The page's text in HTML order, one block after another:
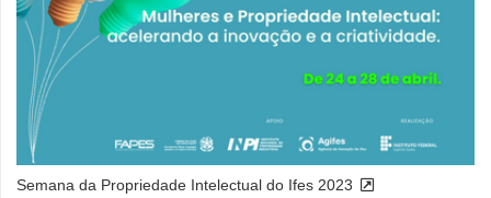
Semana da Propriedade Intelectual do Ifes 2023